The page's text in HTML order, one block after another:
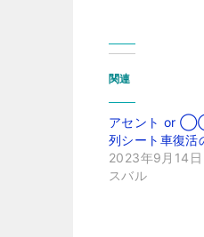
関連
アセント or
列シート車復活
2023年9月14日
スバル